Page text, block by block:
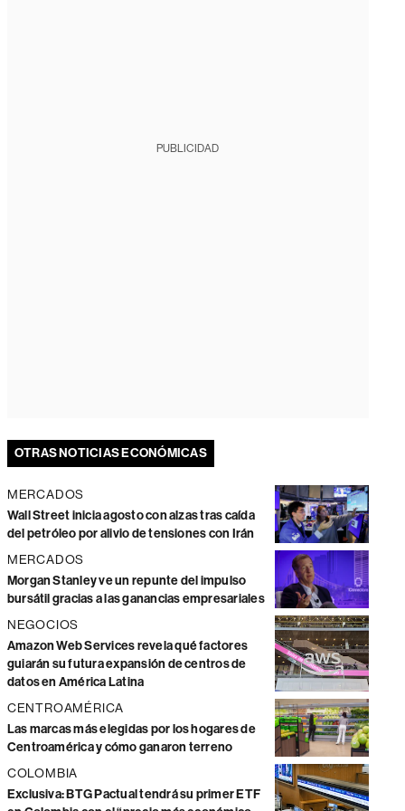
PUBLICIDAD
OTRAS NOTICIAS ECONÓMICAS
MERCADOS
Wall Street inicia agosto con alzas tras caída
del petróleo por alivio de tensiones con Irán
MERCADOS
Morgan Stanley ve un repunte del impulso
bursátil gracias a las ganancias empresariales
NEGOCIOS
Amazon Web Services revela qué factores
guiarán su futura expansión de centros de
datos en América Latina
CENTROAMÉRICA
Las marcas más elegidas por los hogares de
Centroamérica y cómo ganaron terreno
COLOMBIA
Exclusiva: BTG Pactual tendrá su primer ETF